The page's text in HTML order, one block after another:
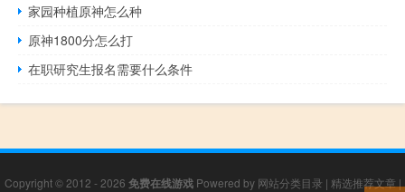
家园种植原神怎么种
原神1800分怎么打
在职研究生报名需要什么条件
Copyright © 2012 - 2026 免费在线游戏Powered by 网站分类目录 | 精选推荐文章 |